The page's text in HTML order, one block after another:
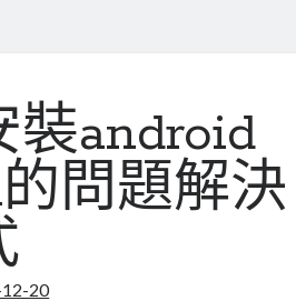
裝android
問題解決
20